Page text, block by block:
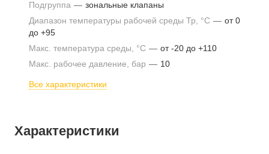
Подгруппа — зональные клапаны
Диапазон температуры рабочей среды Тр, °С — от 0
до +95
Макс. температура среды, °С — от -20 до +110
Макс. рабочее давление, бар — 10
Все характеристики
Характеристики